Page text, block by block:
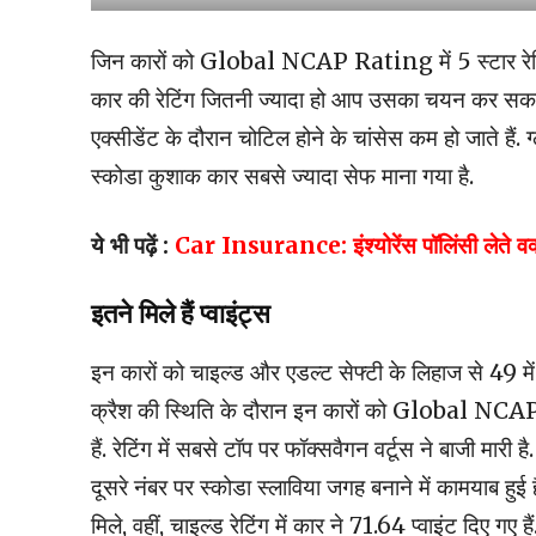
जिन कारों को Global NCAP Rating में 5 स्टार
कार की रेटिंग जितनी ज्यादा हो आप उसका चयन कर
एक्सीडेंट के दौरान चोटिल होने के चांसेस कम हो जाते हैं.
स्कोडा कुशाक कार सबसे ज्यादा सेफ माना गया है.
ये भी पढ़ें: Car Insurance: इंश्योरेंस पॉलिंसी लेते
इतने मिले हैं प्वाइंट्स
इन कारों को चाइल्ड और एडल्ट सेफ्टी के लिहाज से 49
क्रैश की स्थिति के दौरान इन कारों को Global
हैं. रेटिंग में सबसे टॉप पर फॉक्सवैगन वर्टूस ने बाजी
दूसरे नंबर पर स्कोडा स्लाविया जगह बनाने में कामयाब
मिले, वहीं, चाइल्ड रेटिंग में कार ने 71.64 प्वाइंट दिए गए